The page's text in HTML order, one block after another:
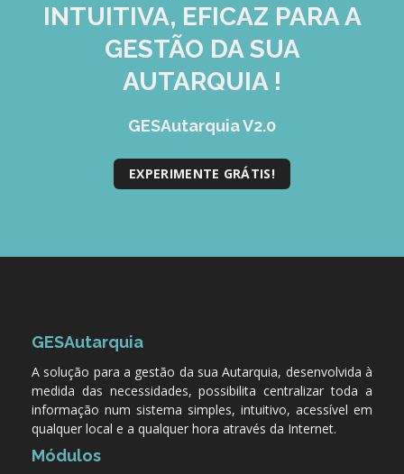
INTUITIVA, EFICAZ PARA A
GESTÃO DA SUA
AUTARQUIA !
GESAutarquia V2.0
EXPERIMENTE GRÁTIS!
GESAutarquia
A solução para a gestão da sua Autarquia, desenvolvida à
medida das necessidades, possibilita centralizar toda a
informação num sistema simples, intuitivo, acessível em
qualquer local e a qualquer hora através da Internet.
Módulos